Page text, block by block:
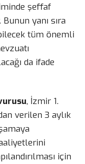
şeffaf
yanı sıra
tüm önemli
da ifade
, İzmir 1.
verilen 3 aylık
için